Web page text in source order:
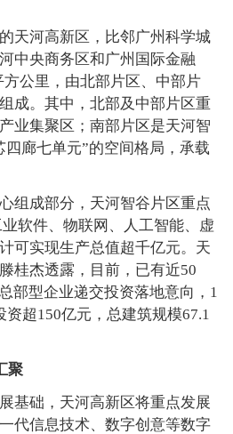
天河高新区，比邻广州科学城
中央商务区和广州国际金融
公里，由北部片区、中部片
成。其中，北部及中部片区重
业集聚区；南部片区是天河智
廊七单元”的空间格局，承载
组成部分，天河智谷片区重点
软件、物联网、人工智能、虚
可实现生产总值超千亿元。天
桂杰透露，目前，已有近50
部型企业递交投资落地意向，1
超150亿元，总建筑规模67.1
聚
基础，天河高新区将重点发展
代信息技术、数字创意等数字